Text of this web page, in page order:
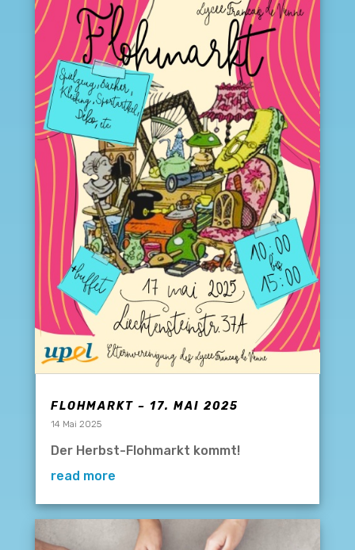
FLOHMARKT – 17. MAI 2025
14 Mai 2025
Der Herbst-Flohmarkt kommt!
read more